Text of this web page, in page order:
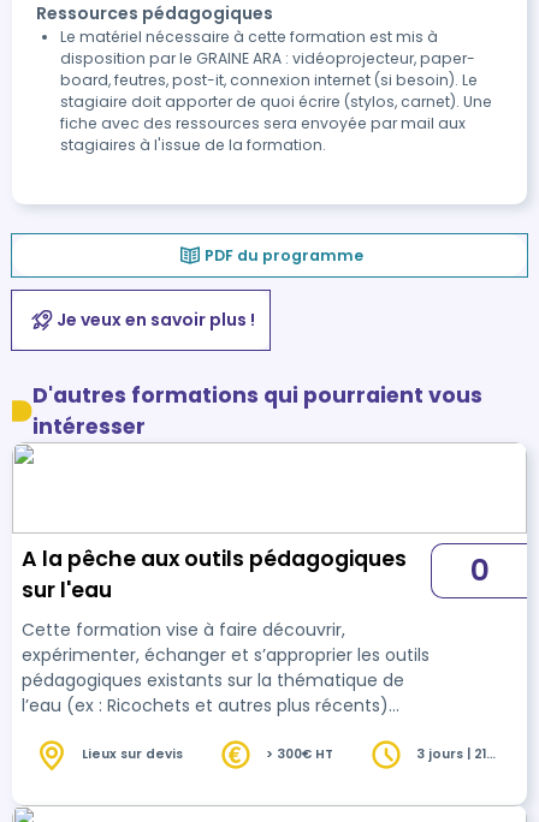
Ressources pédagogiques
Le matériel nécessaire à cette formation est mis à
disposition par le GRAINE ARA : vidéoprojecteur, paper-
board, feutres, post-it, connexion internet (si besoin). Le
stagiaire doit apporter de quoi écrire (stylos, carnet). Une
fiche avec des ressources sera envoyée par mail aux
stagiaires à l'issue de la formation.
PDF du programme
Je veux en savoir plus !
D'autres formations qui pourraient vous
intéresser
A la pêche aux outils pédagogiques
sur l'eau
Cette formation vise à faire découvrir,
expérimenter, échanger et s’approprier les outils
pédagogiques existants sur la thématique de
l’eau (ex : Ricochets et autres plus récents)
d’EEDD… à toute personne qui réalise - ou est
avec la thématique de la consommation,
0
Lieux sur devis > 300€ HT
3 jours | 21